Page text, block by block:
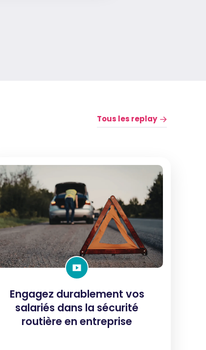
Tous les replay
Engagez durablement vos
salariés dans la sécurité
routière en entreprise